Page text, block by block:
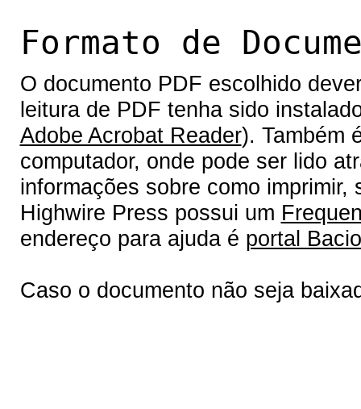
Formato de
O documento PDF escolhido
leitura de PDF tenha sido
Adobe Acrobat Reader). Também
computador, onde pode ser lido
informações sobre como
Highwire Press possui um
endereço para ajuda é portal
Caso o documento não seja